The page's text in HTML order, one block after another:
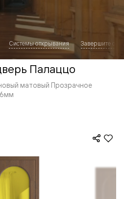
Системы открывания Завершите
Палаццо
матовый Прозрачное